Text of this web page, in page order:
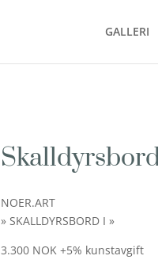
GALLERI
NOER.ART
» SKALLDYRSBORD I »
3.300 NOK +5% kunstavgift